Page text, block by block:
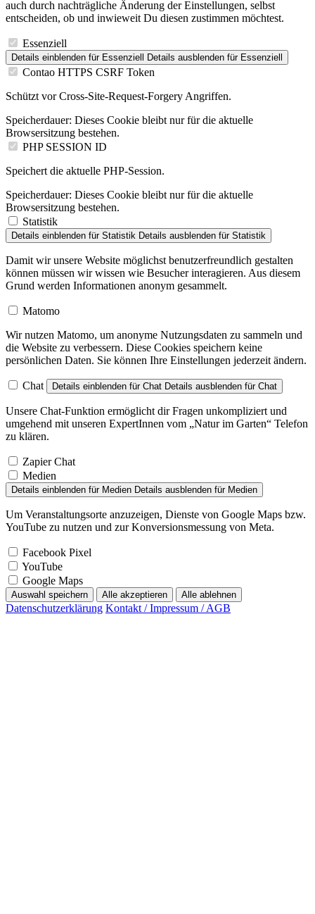
auch durch nachträgliche Änderung der Einstellungen, selbst
entscheiden, ob und inwieweit Du diesen zustimmen möchtest.
Essenziell
Details einblenden für Essenziell Details ausblenden für Essenziell
Contao HTTPS CSRF Token
Schützt vor Cross-Site-Request-Forgery Angriffen.
Speicherdauer: Dieses Cookie bleibt nur für die aktuelle
Browsersitzung bestehen.
PHP SESSION ID
Speichert die aktuelle PHP-Session.
Speicherdauer: Dieses Cookie bleibt nur für die aktuelle
Browsersitzung bestehen.
Statistik
Details einblenden für Statistik Details ausblenden für Statistik
Damit wir unsere Website möglichst benutzerfreundlich gestalten
können müssen wir wissen wie Besucher interagieren. Aus diesem
Grund werden Informationen anonym gesammelt.
Matomo
Wir nutzen Matomo, um anonyme Nutzungsdaten zu sammeln und
die Website zu verbessern. Diese Cookies speichern keine
persönlichen Daten. Sie können Ihre Einstellungen jederzeit ändern.
Chat Details einblenden für Chat Details ausblenden für Chat
Unsere Chat-Funktion ermöglicht dir Fragen unkompliziert und
umgehend mit unseren ExpertInnen vom „Natur im Garten“ Telefon
zu klären.
Zapier Chat
Medien
Details einblenden für Medien Details ausblenden für Medien
Um Veranstaltungsorte anzuzeigen, Dienste von Google Maps bzw.
YouTube zu nutzen und zur Konversionsmessung von Meta.
Facebook Pixel
YouTube
Google Maps
Auswahl speichern Alle akzeptieren Alle ablehnen
Datenschutzerklärung Kontakt / Impressum / AGB